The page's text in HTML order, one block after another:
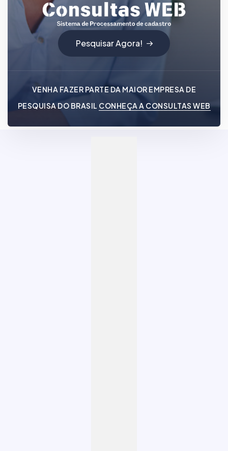
Pesquisar Agora!
VENHA FAZER PARTE DA MAIOR EMPRESA DE
PESQUISA DO BRASIL CONHEÇA A CONSULTAS WEB